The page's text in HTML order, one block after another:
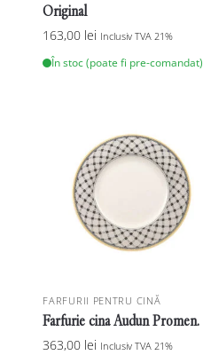
Original
163,00 lei Inclusiv TVA 21%
În stoc (poate fi pre-comandat)
FARFURII PENTRU CINĂ
Farfurie cina Audun Promen.
363,00 lei Inclusiv TVA 21%